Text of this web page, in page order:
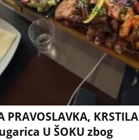
KRSTILA
U ŠOKU zbog